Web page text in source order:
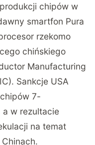
chipów w
smartfon Pura
rzekomo
chińskiego
Manufacturing
Sankcje USA
7-
a w rezultacie
na temat